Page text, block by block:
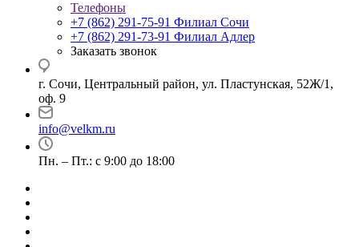
Телефоны
+7 (862) 291-75-91 Филиал Сочи
+7 (862) 291-73-91 Филиал Адлер
Заказать звонок
г. Сочи, Центральный район, ул. Пластунская, 52Ж/1,
оф. 9
info@velkm.ru
Пн. – Пт.: с 9:00 до 18:00